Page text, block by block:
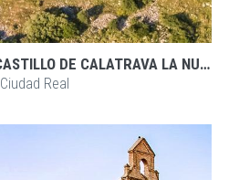
SACRO CONVENTO Y CASTILLO DE CALATRAVA LA NUEVA
Ciudad Real